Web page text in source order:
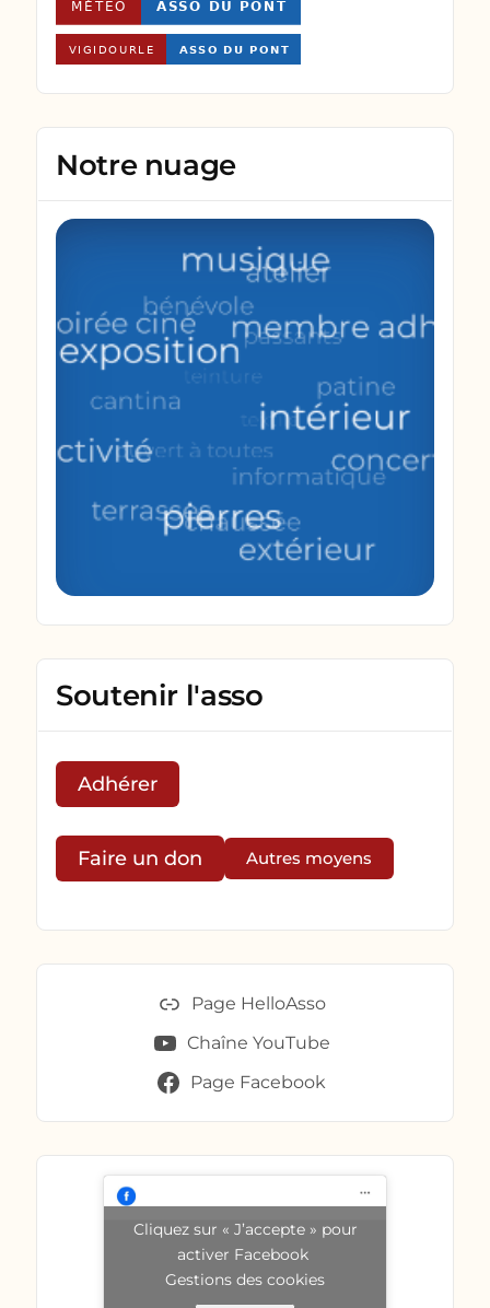
Notre nuage
Soutenir l'asso
Adhérer
Faire un don Autres moyens
Page HelloAsso
Chaîne YouTube
Page Facebook
Cliquez sur « J’accepte » pour
activer Facebook
Gestions des cookies